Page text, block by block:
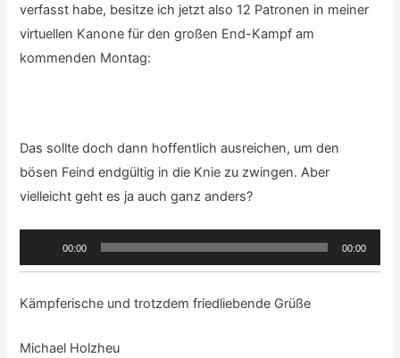
verfasst habe, besitze ich jetzt also 12 Patronen in meiner
virtuellen Kanone für den großen End-Kampf am
kommenden Montag:
Das sollte doch dann hoffentlich ausreichen, um den
bösen Feind endgültig in die Knie zu zwingen. Aber
vielleicht geht es ja auch ganz anders?
Player
00:00 00:00
Kämpferische und trotzdem friedliebende Grüße
Michael Holzheu